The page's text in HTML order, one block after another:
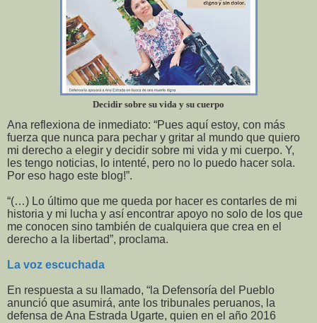
Decidir sobre su vida y su cuerpo
Ana reflexiona de inmediato: “Pues aquí estoy, con más
fuerza que nunca para pechar y gritar al mundo que quiero
mi derecho a elegir y decidir sobre mi vida y mi cuerpo. Y,
les tengo noticias, lo intenté, pero no lo puedo hacer sola.
Por eso hago este blog!”.
“(…) Lo último que me queda por hacer es contarles de mi
historia y mi lucha y así encontrar apoyo no solo de los que
me conocen sino también de cualquiera que crea en el
derecho a la libertad”, proclama.
La voz escuchada
En respuesta a su llamado, “la Defensoría del Pueblo
anunció que asumirá, ante los tribunales peruanos, la
defensa de Ana Estrada Ugarte, quien en el año 2016